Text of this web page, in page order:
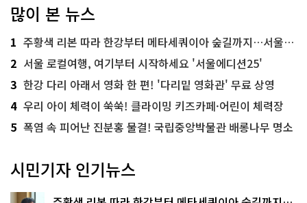
많이 본 뉴스
1 주황색 리본 따라 한강부터 메타세쿼이아 숲길까지…서울둘레길 15코스
2 서울 로컬여행, 여기부터 시작하세요 '서울에디션25'
3 한강 다리 아래서 영화 한 편! '다리밑 영화관' 무료 상영
4 우리 아이 체력이 쑥쑥! 클라이밍 키즈카페·어린이 체력장
5 폭염 속 피어난 진분홍 물결! 국립중앙박물관 배롱나무 명소
시민기자 인기뉴스